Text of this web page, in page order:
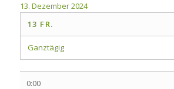
13. Dezember 2024
13 FR.
Ganztägig
0:00